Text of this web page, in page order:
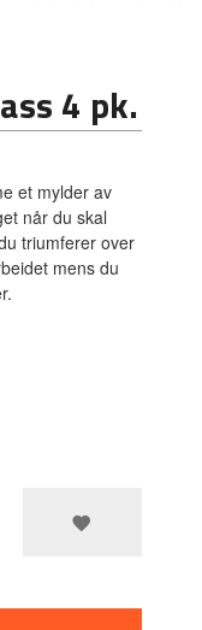
4 pk.
et mylder av
når du skal
triumferer over
mens du